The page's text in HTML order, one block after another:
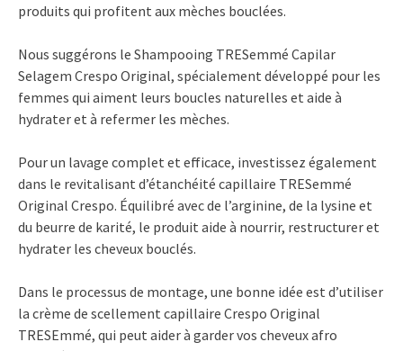
produits qui profitent aux mèches bouclées.
Nous suggérons le Shampooing TRESemmé Capilar
Selagem Crespo Original, spécialement développé pour les
femmes qui aiment leurs boucles naturelles et aide à
hydrater et à refermer les mèches.
Pour un lavage complet et efficace, investissez également
dans le revitalisant d’étanchéité capillaire TRESemmé
Original Crespo. Équilibré avec de l’arginine, de la lysine et
du beurre de karité, le produit aide à nourrir, restructurer et
hydrater les cheveux bouclés.
Dans le processus de montage, une bonne idée est d’utiliser
la crème de scellement capillaire Crespo Original
TRESEmmé, qui peut aider à garder vos cheveux afro